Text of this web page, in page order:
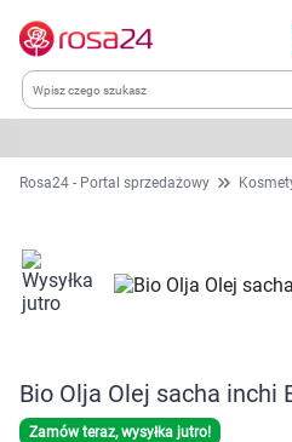
Kategorie
Dla zwierząt
Zdrowie
Rosa24 - Portal sprzedażowy
Bio Olja Olej sacha inchi
Zamów teraz, wysyłka jutro!